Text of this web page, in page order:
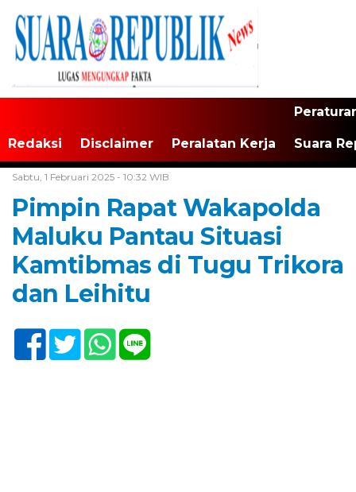
Redaksi Disclaimer Peralatan Kerja Suara
Sabtu, 1 Februari 2025 - 10:32 WIB
Pimpin Rapat Wakapolda
Maluku Pantau Situasi
Kamtibmas di Tugu Trikora
dan Leihitu